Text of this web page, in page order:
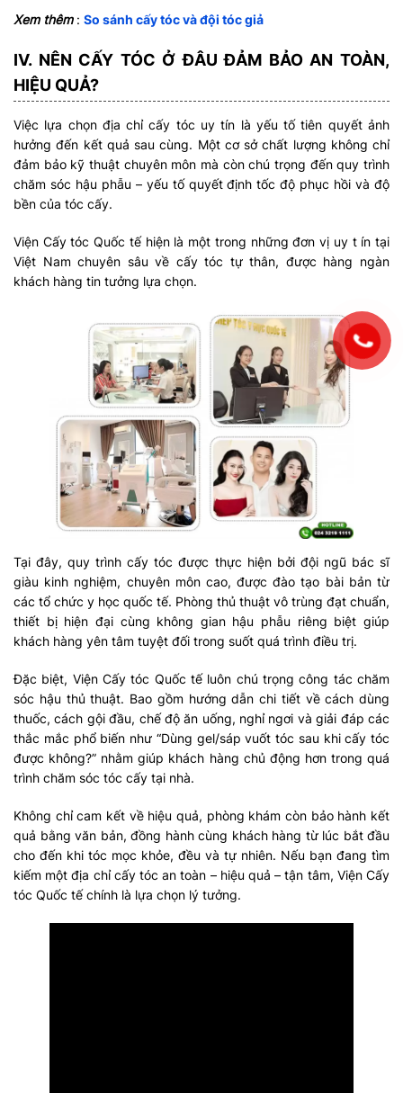
Xem thêm: So sánh cấy tóc và đội tóc giả
IV. NÊN CẤY TÓC Ở ĐÂU ĐẢM BẢO AN TOÀN,
HIỆU QUẢ?
Việc lựa chọn địa chỉ cấy tóc uy tín là yếu tố tiên quyết ảnh
hưởng đến kết quả sau cùng. Một cơ sở chất lượng không chỉ
đảm bảo kỹ thuật chuyên môn mà còn chú trọng đến quy trình
chăm sóc hậu phẫu – yếu tố quyết định tốc độ phục hồi và độ
bền của tóc cấy.
Viện Cấy tóc Quốc tế hiện là một trong những đơn vị uy t ín tại
Việt Nam chuyên sâu về cấy tóc tự thân, được hàng ngàn
khách hàng tin tưởng lựa chọn.
Tại đây, quy trình cấy tóc được thực hiện bởi đội ngũ bác sĩ
giàu kinh nghiệm, chuyên môn cao, được đào tạo bài bản từ
các tổ chức y học quốc tế. Phòng thủ thuật vô trùng đạt chuẩn,
thiết bị hiện đại cùng không gian hậu phẫu riêng biệt giúp
khách hàng yên tâm tuyệt đối trong suốt quá trình điều trị.
Đặc biệt, Viện Cấy tóc Quốc tế luôn chú trọng công tác chăm
sóc hậu thủ thuật. Bao gồm hướng dẫn chi tiết về cách dùng
thuốc, cách gội đầu, chế độ ăn uống, nghỉ ngơi và giải đáp các
thắc mắc phổ biến như “Dùng gel/sáp vuốt tóc sau khi cấy tóc
được không?” nhằm giúp khách hàng chủ động hơn trong quá
trình chăm sóc tóc cấy tại nhà.
Không chỉ cam kết về hiệu quả, phòng khám còn bảo hành kết
quả bằng văn bản, đồng hành cùng khách hàng từ lúc bắt đầu
cho đến khi tóc mọc khỏe, đều và tự nhiên. Nếu bạn đang tìm
kiếm một địa chỉ cấy tóc an toàn – hiệu quả – tận tâm, Viện Cấy
tóc Quốc tế chính là lựa chọn lý tưởng.